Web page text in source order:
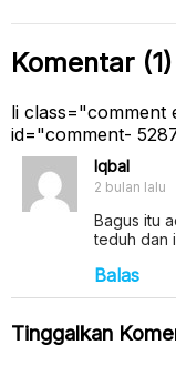
Komentar (1)
li class="comment
id="comment-
Iqbal
2 bulan lalu
Bagus itu
teduh dan
Balas
Tinggalkan